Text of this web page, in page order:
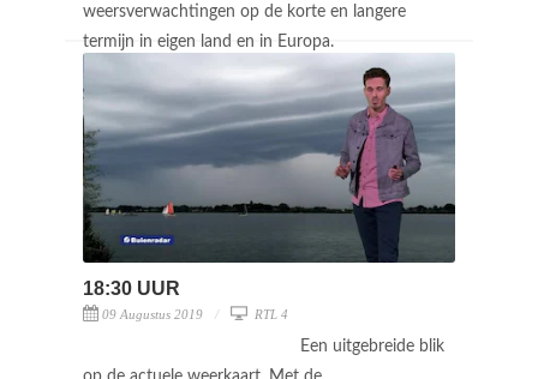
weersverwachtingen op de korte en langere
termijn in eigen land en in Europa.
18:30 UUR
09 Augustus 2019 RTL 4
Een uitgebreide blik